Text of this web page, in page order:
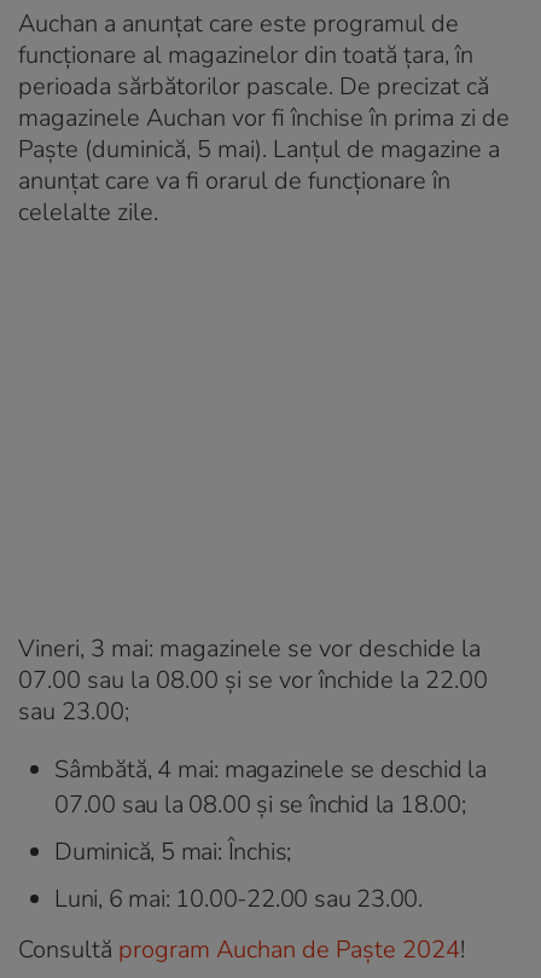
Auchan a anunțat care este programul de
funcționare al magazinelor din toată țara, în
perioada sărbătorilor pascale. De precizat că
magazinele Auchan vor fi închise în prima zi de
Paște (duminică, 5 mai). Lanțul de magazine a
anunțat care va fi orarul de funcționare în
celelalte zile.
Vineri, 3 mai: magazinele se vor deschide la
07.00 sau la 08.00 şi se vor închide la 22.00
sau 23.00;
Sâmbătă, 4 mai: magazinele se deschid la
07.00 sau la 08.00 şi se închid la 18.00;
Duminică, 5 mai: Închis;
Luni, 6 mai: 10.00-22.00 sau 23.00.
Consultă program Auchan de Paşte 2024!